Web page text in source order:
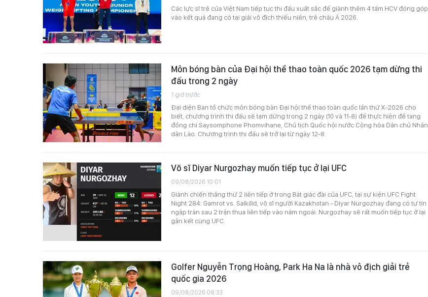
Các lực sĩ trẻ của Việt Nam tiếp tục thi đấu xuất sắc để giành thêm 4 tấm HCV đóng góp
vào kết quả đang có tại giải vô địch thiếu niên, trẻ châu Á 2026.
Môn bóng bàn của Đại hội thể thao toàn quốc 2026 tạm dừng thi
đấu trong 2 ngày
1 giờ trước
Đại diện Ban tổ chức môn bóng bàn Đại hội thể thao toàn quốc lần thứ X-2026 cho
biết, chương trình thi đấu sẽ tạm dừng trong 2 ngày (10 và 11-8) để thực hiện để tang
đồng chí Saysomphone Phomvihane, Chủ tịch Quốc hội nước Cộng hòa Dân chủ Nhân
dân Lào. Chương trình thi đấu sẽ trở lại từ ngày 12-8.
Võ sĩ Diyar Nurgozhay muốn tiếp tục ở lại UFC
09/08/2026 10:01
Giành chiến thắng thứ 2 liên tiếp ở trong Bát giác đài của UFC, tại sự kiện UFC Fight
Night 284: Gamrot vs. Salkilld, võ sĩ người Kazakhstan - Diyar Nurgozhay đang có tự tin
ngập tràn sau 2 trận thua liên tiếp vào năm ngoái. Nurgozhay sẽ rất muốn tiếp tục ở lại
gắn kết cùng UFC.
Golfer Nguyễn Trọng Hoàng, Park Ha Na là nhà vô địch giải trẻ
quốc gia 2026
09/08/2026 08:33